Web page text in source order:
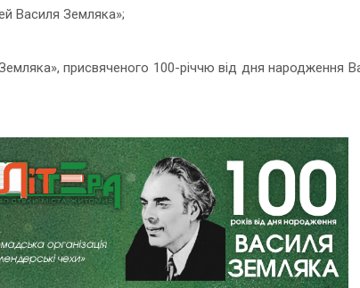
Василя Земляка»;
присвяченого 100-річчю від дня народження